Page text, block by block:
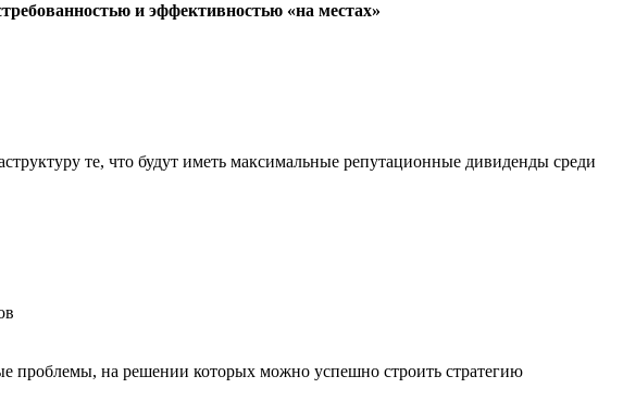
и эффективностью «на местах»
те, что будут иметь максимальные репутационные дивиденды среди
проблемы, на решении которых можно успешно строить стратегию